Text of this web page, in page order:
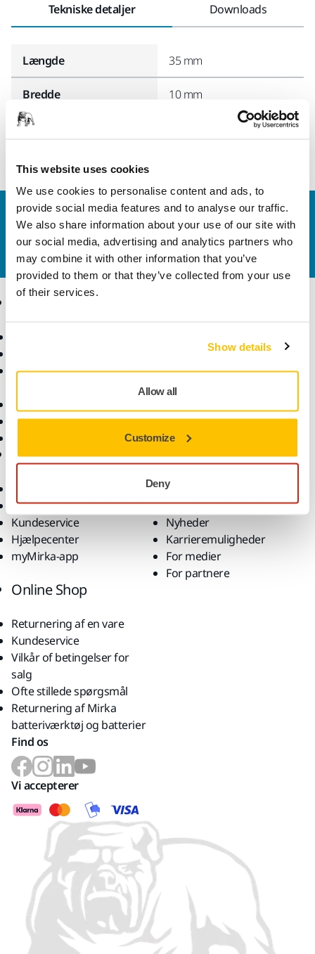
This website uses cookies
We use cookies to personalise content and ads, to
provide social media features and to analyse our traffic.
We also share information about your use of our site with
our social media, advertising and analytics partners who
may combine it with other information that you’ve
provided to them or that they’ve collected from your use
of their services.
Show details
Allow all
Customize
Deny
Tekniske detaljer Downloads
Længde 35 mm
Bredde 10 mm
Kontakt os
Vil du gerne vide mere?
Kontakt os,
så vil vores
ekspertsupportteam besvare dine spørgsmål.
Produkter
Slibematerialer og
Superslibematerialer
Anvendelsesformål
Løsninger
Support
Garantibetingelser
Kundeservice
Hjælpecenter
myMirka-app
Virksomhed
Om os
Kontakt os
Nyheder
Karrieremuligheder
For medier
For partnere
Online Shop
Returnering af en vare
Kundeservice
Vilkår of betingelser for
salg
Ofte stillede spørgsmål
Returnering af Mirka
batteriværktøj og batterier
Find os
Vi accepterer